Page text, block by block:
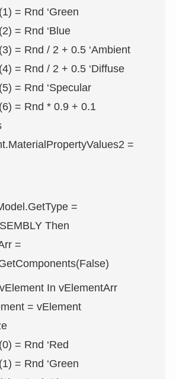
= Rnd ‘Green
= Rnd ‘Blue
= Rnd / 2 + 0.5 ‘Ambient
= Rnd / 2 + 0.5 ‘Diffuse
= Rnd ‘Specular
= Rnd * 0.9 + 0.1
=
=
Then
=
In vElementArr
= vElement
= Rnd ‘Red
= Rnd ‘Green